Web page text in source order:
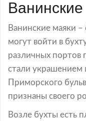
Ванинские маяки
могут войти в
различных портов
стали украшением
Приморского
признаны своего
Возле бухты есть